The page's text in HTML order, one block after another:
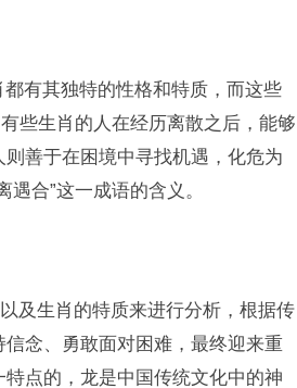
有其独特的性格和特质，而这些
些生肖的人在经历离散之后，能够
善于在困境中寻找机遇，化危为
合”这一成语的含义。
及生肖的特质来进行分析，根据传
念、勇敢面对困难，最终迎来重
点的，龙是中国传统文化中的神